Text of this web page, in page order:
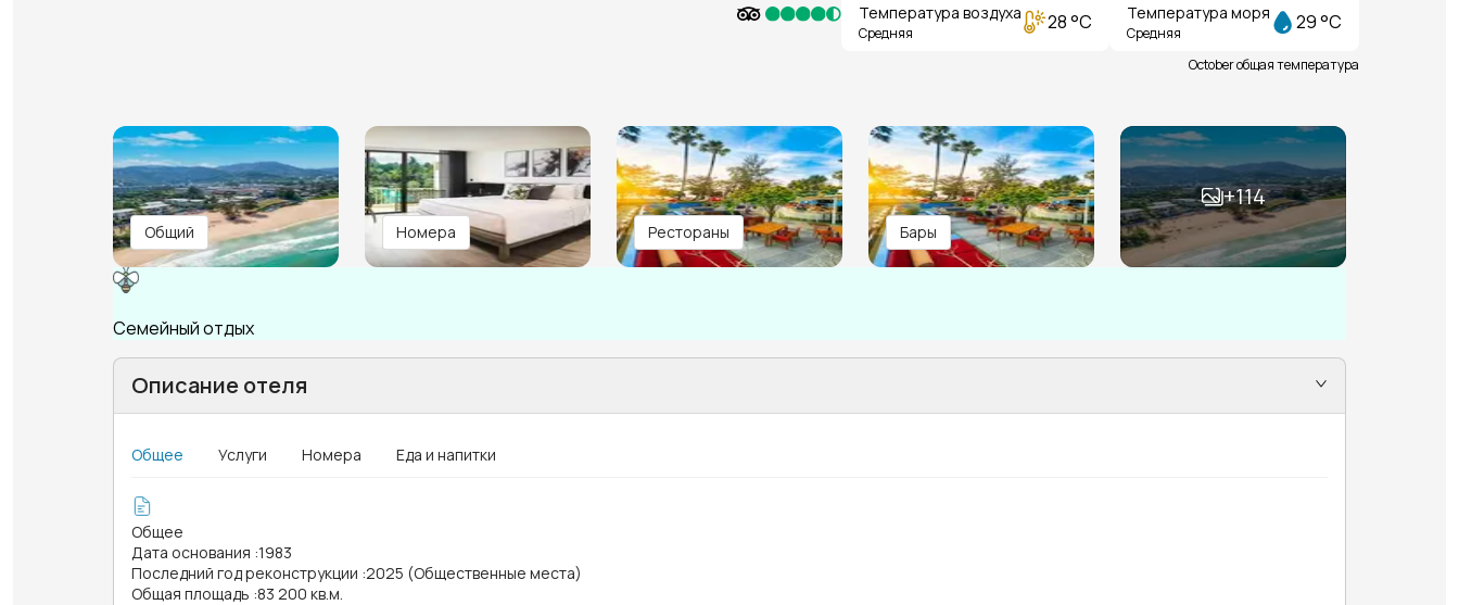
Температура воздуха
Средняя 28 °C Температура моря
Средняя 29 °C
October общая температура
Общий Номера Рестораны Бары
+114
Семейный отдых
Описание отеля
Общее Услуги Номера Еда и напитки
Общее
Дата основания :1983
Последний год реконструкции :2025 (Общественные места)
Общая площадь :83 200 кв.м.